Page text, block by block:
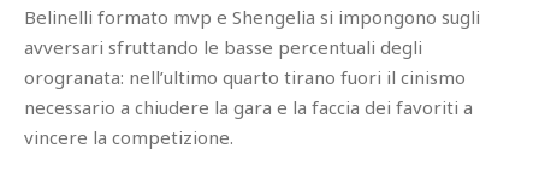
Belinelli formato mvp e Shengelia si impongono sugli
avversari sfruttando le basse percentuali degli
orogranata: nell’ultimo quarto tirano fuori il cinismo
necessario a chiudere la gara e la faccia dei favoriti a
vincere la competizione.